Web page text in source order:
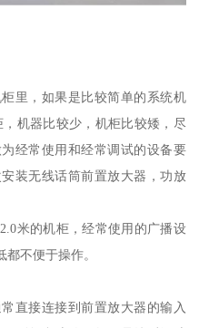
里，如果是比较简单的系统机
机器比较少，机柜比较矮，尽
经常使用和经常调试的设备要
装无线话筒前置放大器，功放
米的机柜，经常使用的广播设
不便于操作。
直接连接到前置放大器的输入